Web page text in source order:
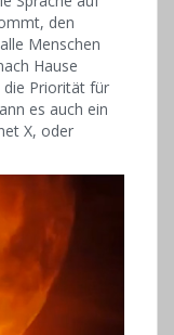
den
Menschen
Hause
die Priorität für
es auch ein
X, oder